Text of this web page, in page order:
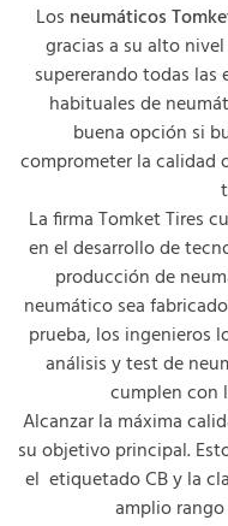
Los neumáticos
gracias a su alto
supererando todas
habituales de
buena opción si
comprometer la calidad
La firma Tomket Tires
en el desarrollo de
producción de
neumático sea
prueba, los ingenieros
análisis y test de
cumplen con
Alcanzar la máxima
su objetivo principal.
el etiquetado CB y la
amplio